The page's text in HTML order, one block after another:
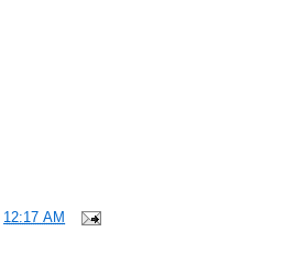
12:17 AM